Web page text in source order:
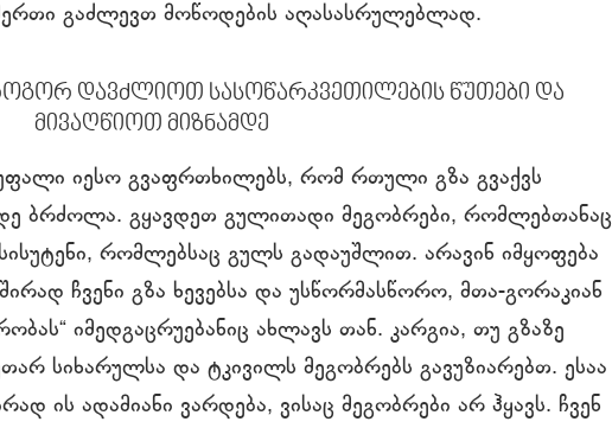
გაძლევთ მოწოდების აღასასრულებლად.
დავძლიოთ სასოწარკვეთილების წუთები და
მივაღწიოთ მიზნამდე
იესო გვაფრთხილებს, რომ რთული გზა გვაქვს
ბრძოლა. გყავდეთ გულითადი მეგობრები, რომლებთანაც
რომლებსაც გულს გადაუშლით. არავინ იმყოფება
ჩვენი გზა ხევებსა და უსწორმასწორო, მთა-გორაკიან
იმედგაცრუებანიც ახლავს თან. კარგია, თუ გზაზე
სიხარულსა და ტკივილს მეგობრებს გავუზიარებთ. ესაა
ის ადამიანი ვარდება, ვისაც მეგობრები არ ჰყავს. ჩვენ